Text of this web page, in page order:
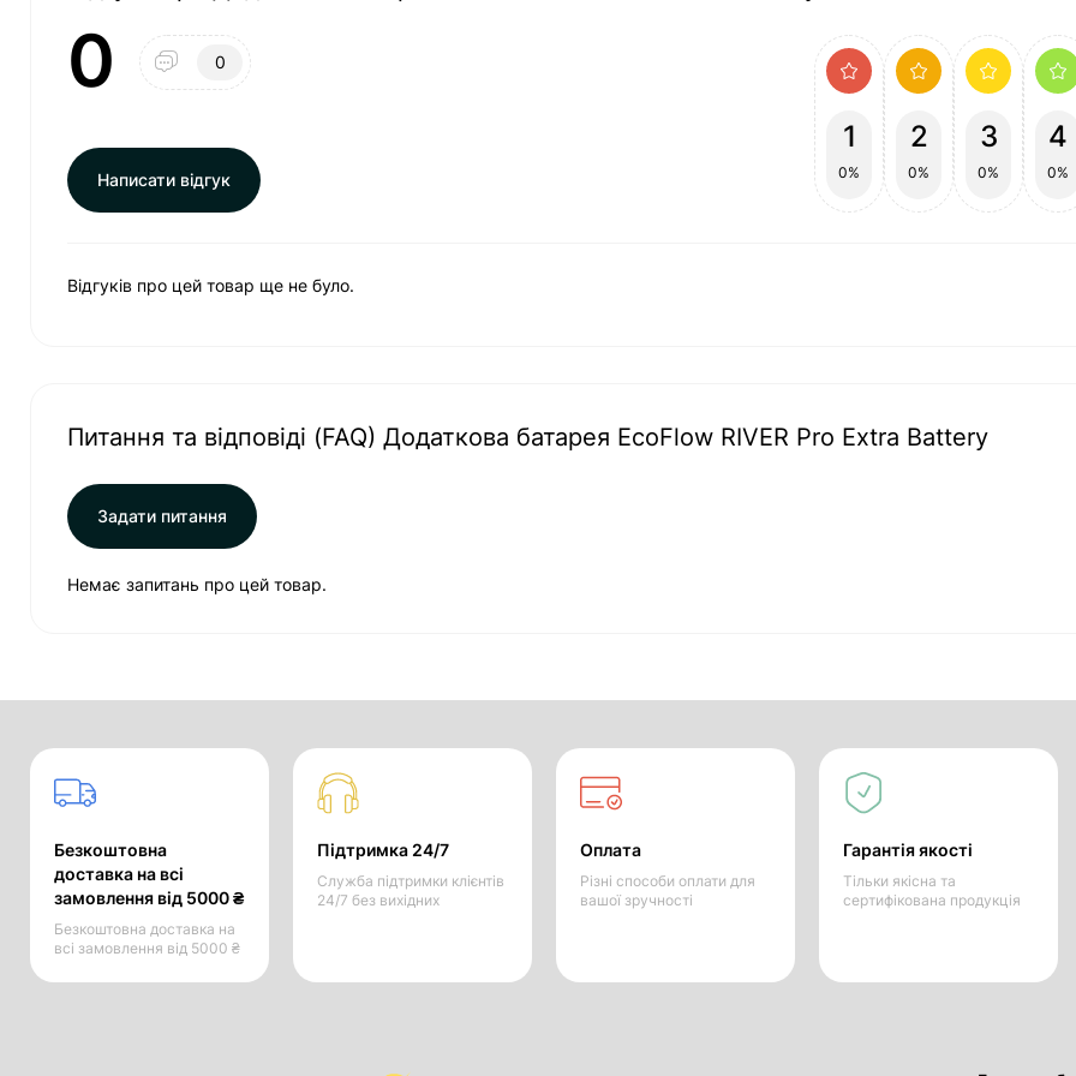
0 0
Написати відгук
1
0%
2
0%
3
0%
4
0%
Відгуків про цей товар ще не було.
Питання та відповіді (FAQ) Додаткова батарея EcoFlow RIVER Pro Extra Battery
Задати питання
Немає запитань про цей товар.
Безкоштовна
доставка на всі
замовлення від 5000 ₴
Безкоштовна доставка на
всі замовлення від 5000 ₴
Підтримка 24/7
Служба підтримки клієнтів
24/7 без вихідних
Оплата
Різні способи оплати для
вашої зручності
Гарантія якості
Тільки якісна та
сертифікована продукція